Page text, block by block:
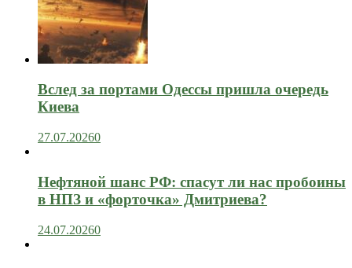
Вслед за портами Одессы пришла очередь
Киева
27.07.20260
Нефтяной шанс РФ: спасут ли нас пробоины
в НПЗ и «форточка» Дмитриева?
24.07.20260